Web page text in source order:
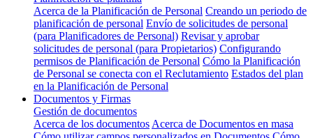
Acerca de la Planificación de Personal Creando un periodo de
planificación de personal Envío de solicitudes de personal
(para Planificadores de Personal) Revisar y aprobar
solicitudes de personal (para Propietarios) Configurando
permisos de Planificación de Personal Cómo la Planificación
de Personal se conecta con el Reclutamiento Estados del plan
en la Planificación de Personal
Documentos y Firmas
Gestión de documentos
Acerca de los documentos Acerca de Documentos en masa